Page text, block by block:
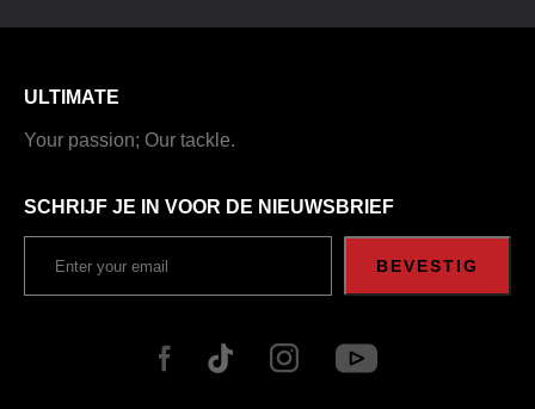
ULTIMATE
Your passion; Our tackle.
SCHRIJF JE IN VOOR DE NIEUWSBRIEF
BEVESTIG